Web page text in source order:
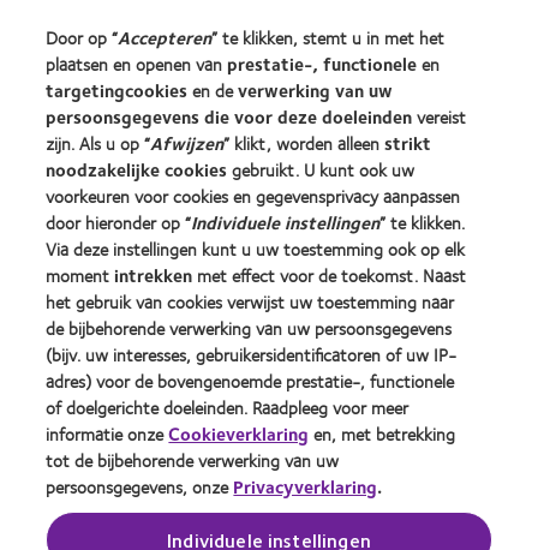
Vind uw opticien
Contactlenzen en gezichtsvermogen
Nieuwe drager
Ervaren drager
Over CooperVision
Vacatures bij CooperVision
Nieuwscentrum
Contact
Legal
Privacybeleid
Cookie beleid
Servicevoorwaarden
Door op “Accepteren” te klikken, stemt u in met het
plaatsen en openen van prestatie-, functioneleen
targetingcookiesen deverwerking van uw
persoonsgegevens die voor deze doeleindenvereist
zijn. Als u op “Afwijzen” klikt, worden alleenstrikt
noodzakelijke cookiesgebruikt. U kunt ook uw
voorkeuren voor cookies en gegevensprivacy aanpassen
door hieronder op “Individuele instellingen” te klikken.
Via deze instellingen kunt u uw toestemming ook op elk
moment intrekken met effect voor de toekomst. Naast
het gebruik van cookies verwijst uw toestemming naar
de bijbehorende verwerking van uw persoonsgegevens
(bijv. uw interesses, gebruikersidentificatoren of uw IP-
adres) voor de bovengenoemde prestatie-, functionele
of doelgerichte doeleinden. Raadpleeg voor meer
informatie onzeCookieverklaring en, met betrekking
tot de bijbehorende verwerking van uw
persoonsgegevens, onzePrivacyverklaring.
Individuele instellingen